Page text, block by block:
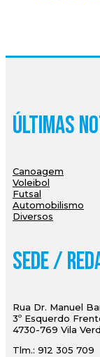
Últimas
Canoagem
Voleibol
Futsal
Automobilismo
Diversos
Sede /
Rua Dr. Manuel
3º Esquerdo
4730-769 Vila
Tlm.: 912 305 709